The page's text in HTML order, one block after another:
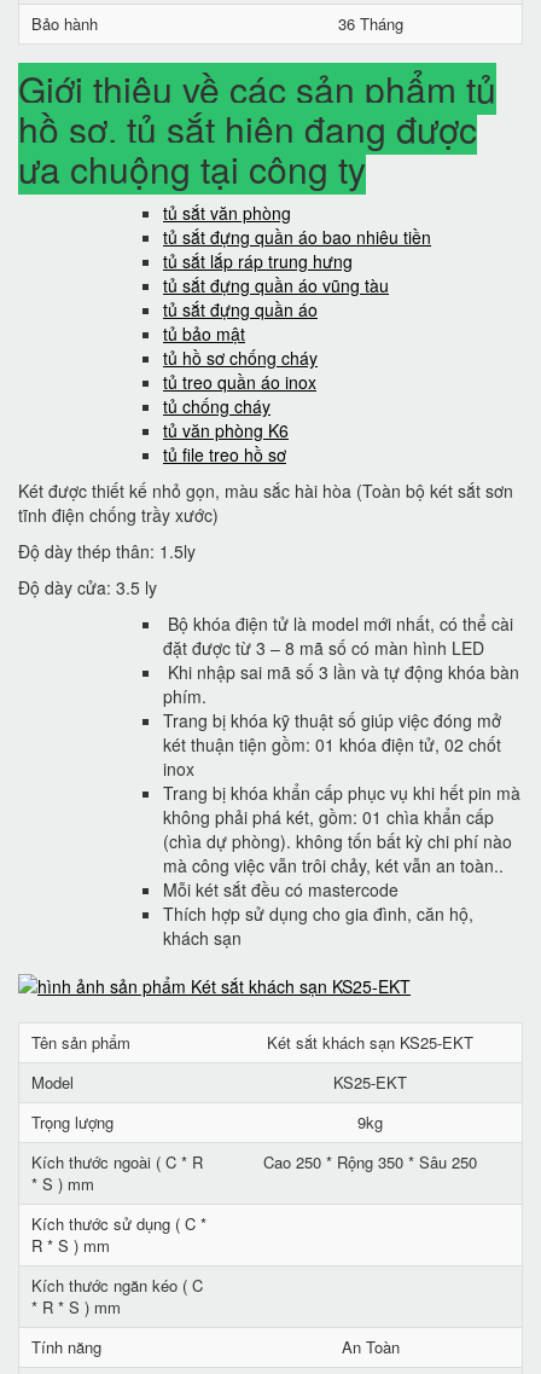
Bảo hành
36 Tháng
Giới thiệu về các sản phẩm tủ
hồ sơ, tủ sắt hiện đang được
ưa chuộng tại công ty
tủ sắt văn phòng
tủ sắt đựng quần áo bao nhiêu tiền
tủ sắt lắp ráp trung hưng
tủ sắt đựng quần áo vũng tàu
tủ sắt đựng quần áo
tủ bảo mật
tủ hồ sơ chống cháy
tủ treo quần áo inox
tủ chống cháy
tủ văn phòng K6
tủ file treo hồ sơ
Két được thiết kế nhỏ gọn, màu sắc hài hòa (Toàn bộ két sắt sơn
tĩnh điện chống trầy xước)
Độ dày thép thân: 1.5ly
Độ dày cửa: 3.5 ly
Bộ khóa điện tử là model mới nhất, có thể cài
đặt được từ 3 – 8 mã số có màn hình LED
Khi nhập sai mã số 3 lần và tự động khóa bàn
phím.
Trang bị khóa kỹ thuật số giúp việc đóng mở
két thuận tiện gồm: 01 khóa điện tử, 02 chốt
inox
Trang bị khóa khẩn cấp phục vụ khi hết pin mà
không phải phá két, gồm: 01 chìa khẩn cấp
(chìa dự phòng). không tốn bất kỳ chi phí nào
mà công việc vẫn trôi chảy, két vẫn an toàn..
Mỗi két sắt đều có mastercode
Thích hợp sử dụng cho gia đình, căn hộ,
khách sạn
Tên sản phẩm
Két sắt khách sạn KS25-EKT
Model
KS25-EKT
Trọng lượng
9kg
Kích thước ngoài ( C * R
* S ) mm
Cao 250 * Rộng 350 * Sâu 250
Kích thước sử dụng ( C *
R * S ) mm
Kích thước ngăn kéo ( C
* R * S ) mm
Tính năng
An Toàn